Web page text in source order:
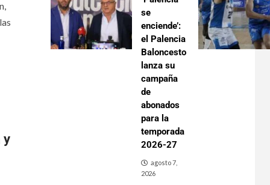
y
se
enciende’:
el Palencia
Baloncesto
lanza su
campaña
de
abonados
para la
temporada
2026-27
agosto 7,
2026